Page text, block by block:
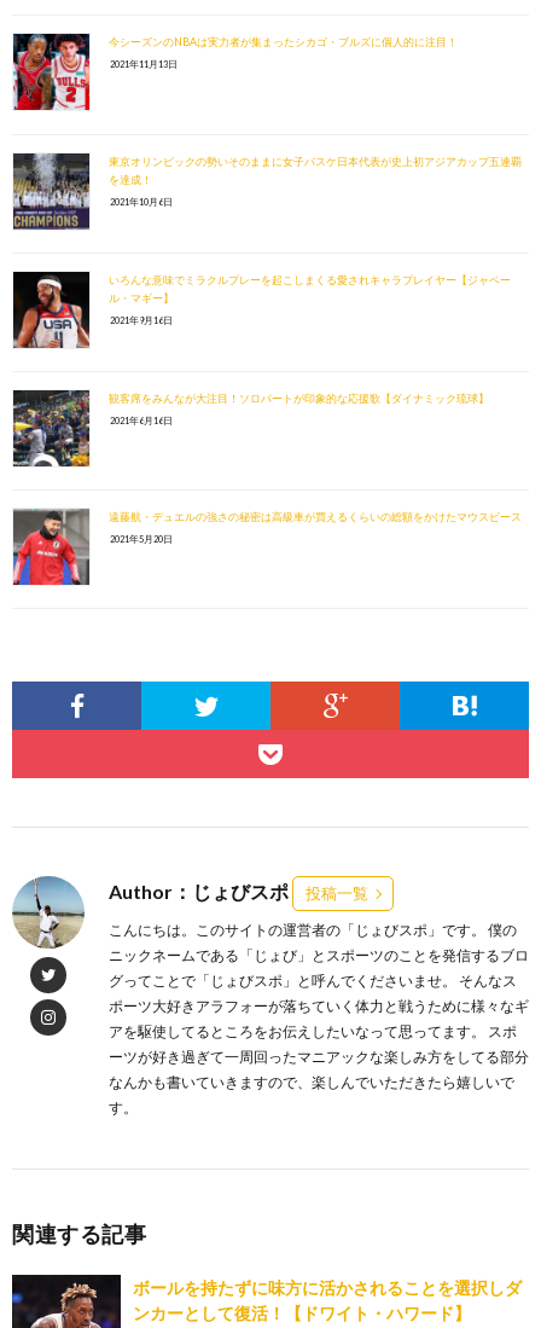
今シーズンのNBAは実力者が集まったシカゴ・ブルズに個人的に注目！
2021年11月13日
東京オリンピックの勢いそのままに女子バスケ日本代表が史上初アジアカップ五連覇
を達成！
2021年10月6日
いろんな意味でミラクルプレーを起こしまくる愛されキャラプレイヤー【ジャベー
ル・マギー】
2021年9月16日
観客席をみんなが大注目！ソロパートが印象的な応援歌【ダイナミック琉球】
2021年6月16日
遠藤航・デュエルの強さの秘密は高級車が買えるくらいの総額をかけたマウスピース
2021年5月20日
Author：じょびスポ 投稿一覧
こんにちは。このサイトの運営者の「じょびスポ」です。 僕の
ニックネームである「じょび」とスポーツのことを発信するブロ
グってことで「じょびスポ」と呼んでくださいませ。 そんなス
ポーツ大好きアラフォーが落ちていく体力と戦うために様々なギ
アを駆使してるところをお伝えしたいなって思ってます。 スポ
ーツが好き過ぎて一周回ったマニアックな楽しみ方をしてる部分
なんかも書いていきますので、楽しんでいただきたら嬉しいで
す。
関連する記事
ボールを持たずに味方に活かされることを選択しダ
ンカーとして復活！【ドワイト・ハワード】